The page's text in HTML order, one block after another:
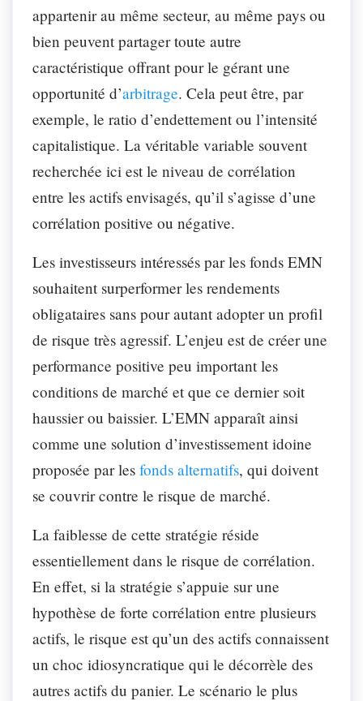
appartenir au même secteur, au même pays ou
bien peuvent partager toute autre
caractéristique offrant pour le gérant une
opportunité d’arbitrage. Cela peut être, par
exemple, le ratio d’endettement ou l’intensité
capitalistique. La véritable variable souvent
recherchée ici est le niveau de corrélation
entre les actifs envisagés, qu’il s’agisse d’une
corrélation positive ou négative.
Les investisseurs intéressés par les fonds EMN
souhaitent surperformer les rendements
obligataires sans pour autant adopter un profil
de risque très agressif. L’enjeu est de créer une
performance positive peu important les
conditions de marché et que ce dernier soit
haussier ou baissier. L’EMN apparaît ainsi
comme une solution d’investissement idoine
proposée par les fonds alternatifs, qui doivent
se couvrir contre le risque de marché.
La faiblesse de cette stratégie réside
essentiellement dans le risque de corrélation.
En effet, si la stratégie s’appuie sur une
hypothèse de forte corrélation entre plusieurs
actifs, le risque est qu’un des actifs connaissent
un choc idiosyncratique qui le décorrèle des
autres actifs du panier. Le scénario le plus